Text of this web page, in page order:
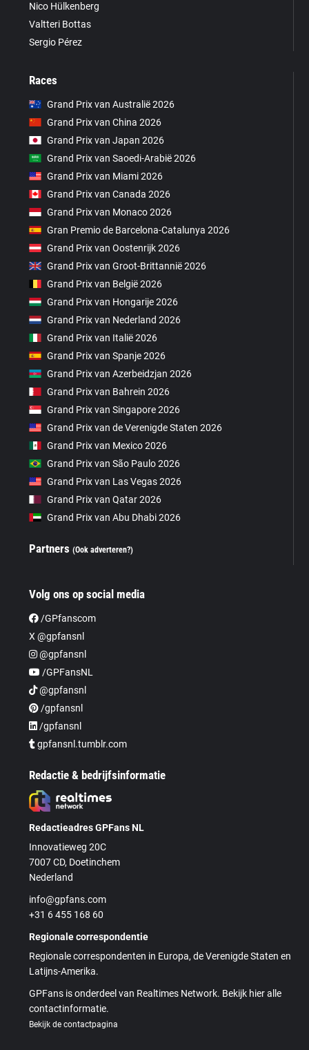
Nico Hülkenberg
Valtteri Bottas
Sergio Pérez
Races
Grand Prix van Australië 2026
Grand Prix van China 2026
Grand Prix van Japan 2026
Grand Prix van Saoedi-Arabië 2026
Grand Prix van Miami 2026
Grand Prix van Canada 2026
Grand Prix van Monaco 2026
Gran Premio de Barcelona-Catalunya 2026
Grand Prix van Oostenrijk 2026
Grand Prix van Groot-Brittannië 2026
Grand Prix van België 2026
Grand Prix van Hongarije 2026
Grand Prix van Nederland 2026
Grand Prix van Italië 2026
Grand Prix van Spanje 2026
Grand Prix van Azerbeidzjan 2026
Grand Prix van Bahrein 2026
Grand Prix van Singapore 2026
Grand Prix van de Verenigde Staten 2026
Grand Prix van Mexico 2026
Grand Prix van São Paulo 2026
Grand Prix van Las Vegas 2026
Grand Prix van Qatar 2026
Grand Prix van Abu Dhabi 2026
Partners(Ook adverteren?)
Volg ons op social media
/GPfanscom
X @gpfansnl
@gpfansnl
/GPFansNL
@gpfansnl
/gpfansnl
/gpfansnl
gpfansnl.tumblr.com
Redactie & bedrijfsinformatie
Redactieadres GPFans NL
Innovatieweg 20C
7007 CD, Doetinchem
Nederland
info@gpfans.com
+31 6 455 168 60
Regionale correspondentie
Regionale correspondenten in Europa, de Verenigde Staten en
Latijns-Amerika.
GPFans is onderdeel van Realtimes Network. Bekijk hier alle
contactinformatie.
Bekijk de contactpagina